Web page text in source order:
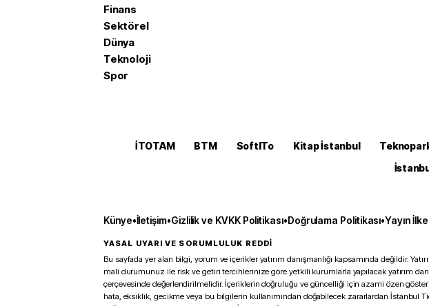
Finans
Sektörel
Dünya
Teknoloji
Spor
İTOTAM BTM SoftITo Kitap İstanbul
Künye•İletişim•Gizlilik ve KVKK Politikası•Doğrulama Politikası•Yayın
YASAL UYARI VE SORUMLULUK REDDİ
Bu sayfada yer alan bilgi, yorum ve içerikler yatırım danışmanlığı kapsamında değildir.
mali durumunuz ile risk ve getiri tercihlerinize göre yetkili kurumlarla yapılacak yatırım
çerçevesinde değerlendirilmelidir. İçeriklerin doğruluğu ve güncelliği için azami özen
hata, eksiklik, gecikme veya bu bilgilerin kullanımından doğabilecek zararlardan İstanbul